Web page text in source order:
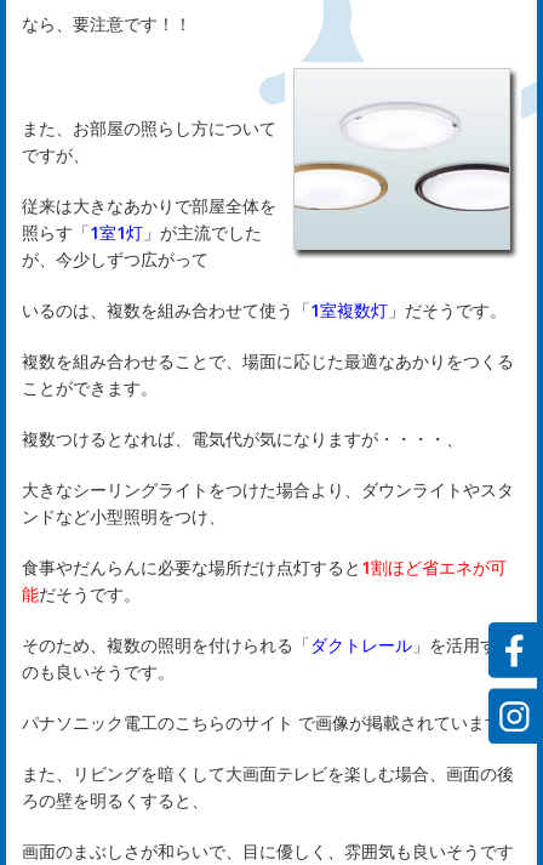
なら、要注意です！！
また、お部屋の照らし方について
ですが、
従来は大きなあかりで部屋全体を
照らす「1室1灯 」が主流でした
が、今少しずつ広がって
いるのは、複数を組み合わせて使う「1室複数灯 」だそうです。
複数を組み合わせることで、場面に応じた最適なあかりをつくる
ことができます。
複数つけるとなれば、電気代が気になりますが・・・・、
大きなシーリングライトをつけた場合より、ダウンライトやスタ
ンドなど小型照明をつけ、
食事やだんらんに必要な場所だけ点灯すると 1割ほど省エネが可
能だそうです。
そのため、複数の照明を付けられる「ダクトレール 」を活用する
のも良いそうです。
パナソニック電工のこちらのサイト で画像が掲載されています。
また、リビングを暗くして大画面テレビを楽しむ場合、画面の後
ろの壁を明るくすると、
画面のまぶしさが和らいで、目に優しく、雰囲気も良いそうです